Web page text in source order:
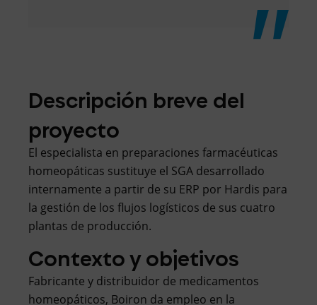
Descripción breve del
proyecto
El especialista en preparaciones farmacéuticas
homeopáticas sustituye el SGA desarrollado
internamente a partir de su ERP por Hardis para
la gestión de los flujos logísticos de sus cuatro
plantas de producción.
Contexto y objetivos
Fabricante y distribuidor de medicamentos
homeopáticos, Boiron da empleo en la